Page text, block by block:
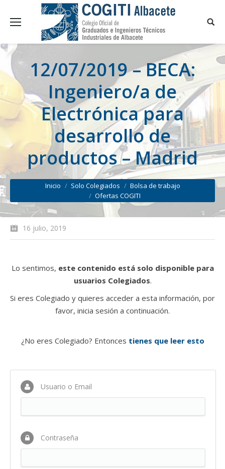
12/07/2019 – BECA:
Ingeniero/a de
Electrónica para
desarrollo de
productos – Madrid
You are here:
Inicio Solo Colegiados
Bolsa de trabajo
Ofertas COGITI
16 julio, 2019
Lo sentimos, este contenido está solo disponible para
usuarios Colegiados.
Si eres Colegiado y quieres acceder a esta información, por
favor, inicia sesión a continuación.
¿No eres Colegiado? Entonces tienes que leer esto
Usuario o Email
Contraseña